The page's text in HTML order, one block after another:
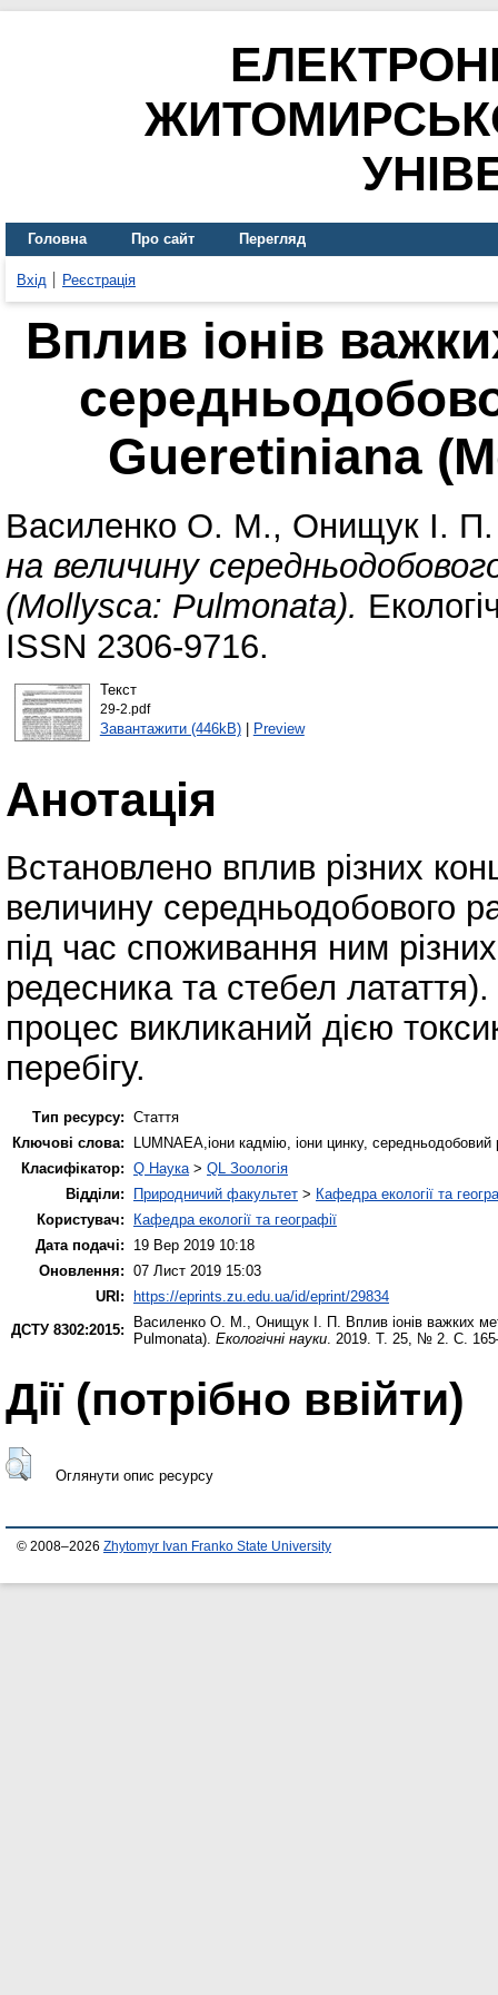
Головна Про сайт Перегляд
Вхід Реєстрація
Вплив іонів
Gueretiniana
Василенко О. М., Онищук І. П.
на величину
(Mollysca: Pulmonata).
ISSN 2306-9716.
Текст
29-2.pdf
Завантажити (446kB)| Preview
Анотація
Встановлено вплив різних
величину середньодобового
під час споживання ним
редесника та стебел
процес викликаний дією
перебігу.
Тип ресурсу: Стаття
Ключові слова:
LUMNAEA,іони кадмію, іони цинку, середньодобовий
Класифікатор: Q Наука > QL Зоологія
Відділи:
Природничий факультет > Кафедра екології та
Користувач:
Кафедра екології та географії
Дата подачі:
19 Вер 2019 10:18
Оновлення: 07 Лист 2019 15:03
URI: https://eprints.zu.edu.ua/id/eprint/29834
ДСТУ 8302:2015:
Василенко О. М. Онищук І. П. Вплив іонів важких
Pulmonata). Екологічні науки . 2019. Т. 25, № 2. С.
Дії ​​(потрібно ввійти)
Оглянути опис ресурсу
© 2008–2026 Zhytomyr Ivan Franko State University